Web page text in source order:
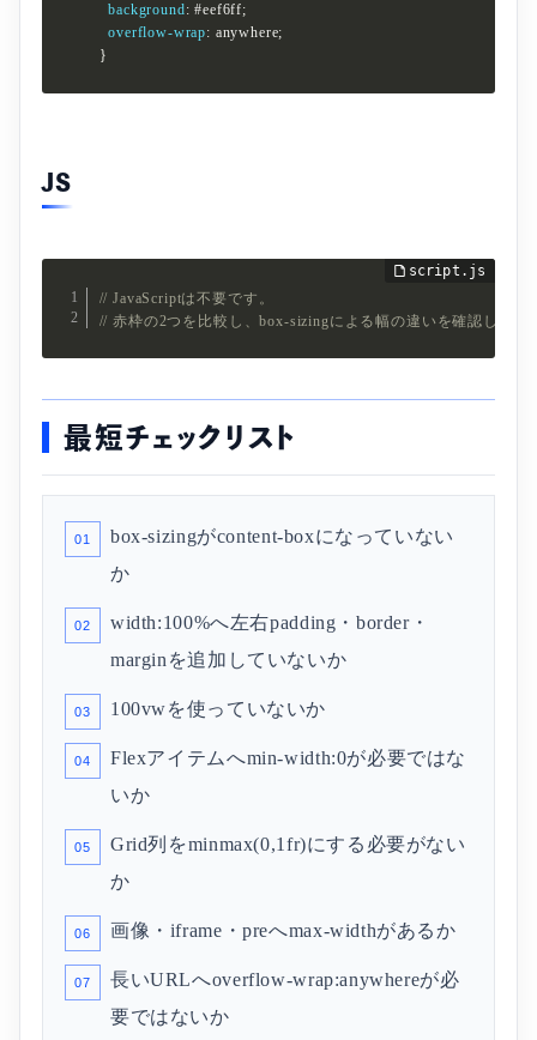
background: #eef6ff;
overflow-wrap: anywhere;
}
JS
// JavaScriptは不要です。
// 赤枠の2つを比較し、box-sizingによる幅の違いを確認してく
最短チェックリスト
box-sizingがcontent-boxになっていない
か
width:100%へ左右padding・border・
marginを追加していないか
100vwを使っていないか
Flexアイテムへmin-width:0が必要ではな
いか
Grid列をminmax(0,1fr)にする必要がない
か
画像・iframe・preへmax-widthがあるか
長いURLへoverflow-wrap:anywhereが必
要ではないか